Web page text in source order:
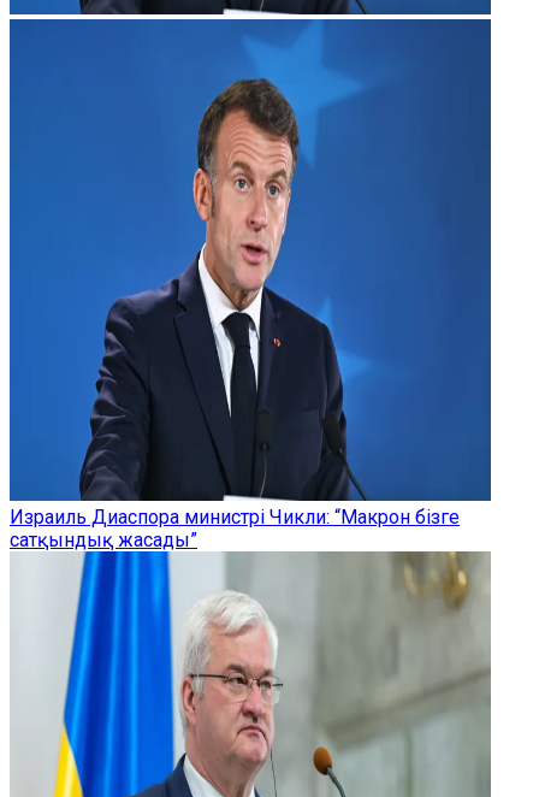
Израиль Диаспора министрі Чикли: “Макрон бізге
сатқындық жасады”